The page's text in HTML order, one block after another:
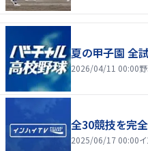
夏の甲子園 全
2026/04/11 00:00
全30競技を完全
2025/06/17 00:00